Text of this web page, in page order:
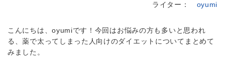
ライター： oyumi
こんにちは、oyumiです！今回はお悩みの方も多いと思われ
る、薬で太ってしまった人向けのダイエットについてまとめて
みました。